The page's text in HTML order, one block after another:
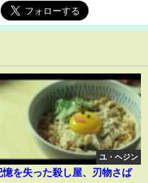
ユ・ヘジン
憶を失った殺し屋、刃物さば